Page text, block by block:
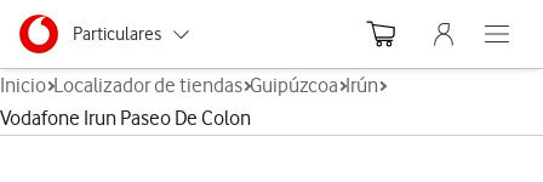
Ir a la pagina principal de vodafone.es
Menu navegación Segmento
Particulares
Autónomos
Menu
Abre el
Inicio Localizador de tiendas Guipúzcoa Irún
Vodafone Irun Paseo De Colon